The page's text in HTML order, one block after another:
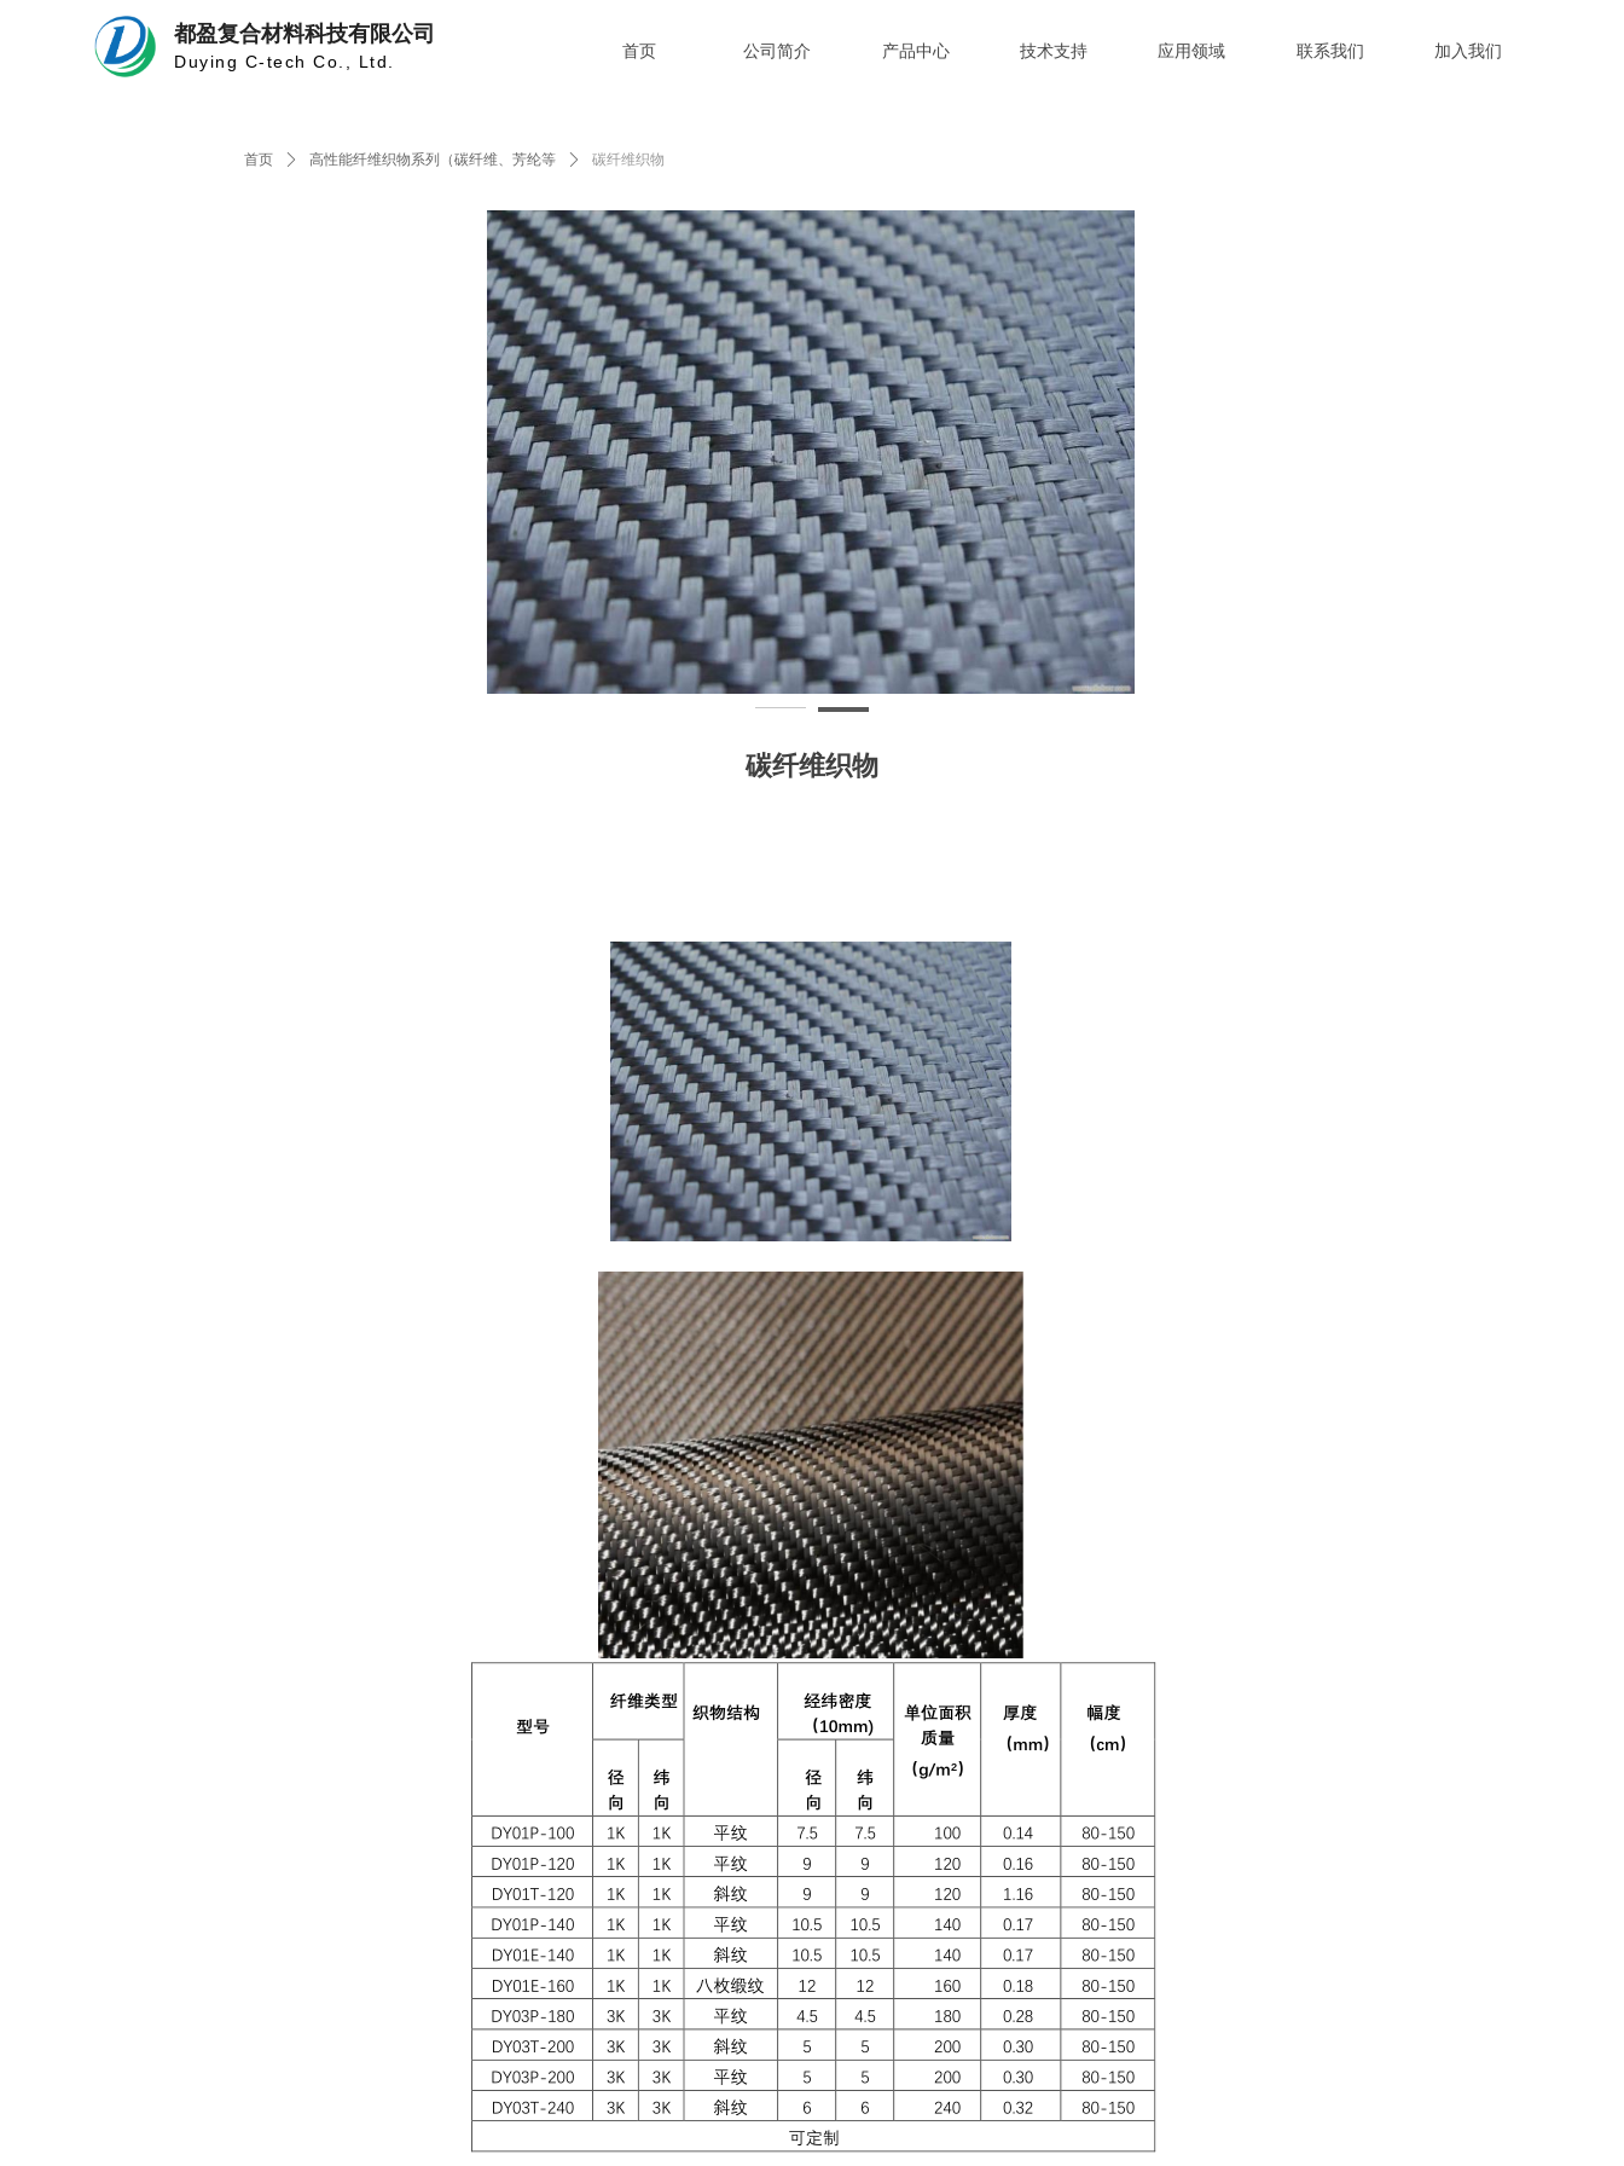
都盈复合材料科技有限公司
Duying C-tech Co., Ltd.
首页 公司简介 产品中心 技术支持 应用领域 联系我们 加入我们
首页 ꄲ 高性能纤维织物系列（碳纤维、芳纶等 ꄲ 碳纤维织物
碳纤维织物